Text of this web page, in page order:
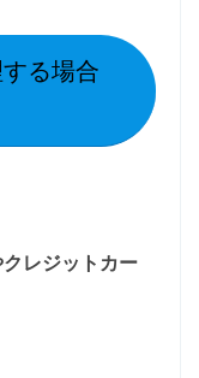
る場合
レジットカー